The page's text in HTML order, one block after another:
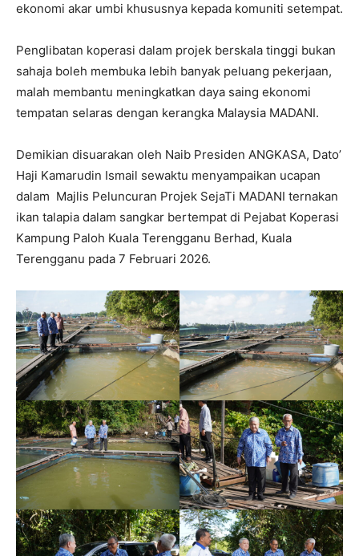
ekonomi akar umbi khususnya kepada komuniti setempat.
Penglibatan koperasi dalam projek berskala tinggi bukan
sahaja boleh membuka lebih banyak peluang pekerjaan,
malah membantu meningkatkan daya saing ekonomi
tempatan selaras dengan kerangka Malaysia MADANI.
Demikian disuarakan oleh Naib Presiden ANGKASA, Dato’
Haji Kamarudin Ismail sewaktu menyampaikan ucapan
dalam Majlis Peluncuran Projek SejaTi MADANI ternakan
ikan talapia dalam sangkar bertempat di Pejabat Koperasi
Kampung Paloh Kuala Terengganu Berhad, Kuala
Terengganu pada 7 Februari 2026.